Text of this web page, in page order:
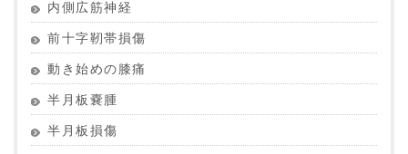
内側広筋神経
前十字靭帯損傷
動き始めの膝痛
半月板嚢腫
半月板損傷